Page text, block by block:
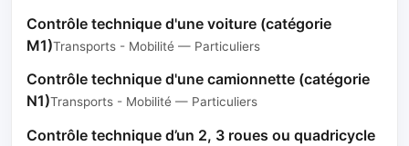
Contrôle technique d'une voiture (catégorie
M1)Transports - Mobilité — Particuliers
Contrôle technique d'une camionnette (catégorie
N1)Transports - Mobilité — Particuliers
Contrôle technique d’un 2, 3 roues ou quadricycle